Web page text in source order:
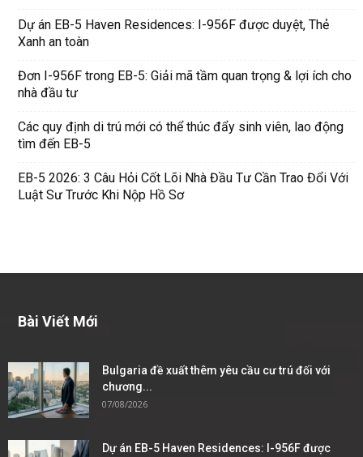
Dự án EB-5 Haven Residences: I-956F được duyệt, Thẻ
Xanh an toàn
Đơn I-956F trong EB-5: Giải mã tầm quan trọng & lợi ích cho
nhà đầu tư
Các quy định di trú mới có thể thúc đẩy sinh viên, lao động
tìm đến EB-5
EB-5 2026: 3 Câu Hỏi Cốt Lõi Nhà Đầu Tư Cần Trao Đổi Với
Luật Sư Trước Khi Nộp Hồ Sơ
Bài Viết Mới
Bulgaria đề xuất thêm yêu cầu cư trú đối với
chương...
07/08/2026
Dự án EB-5 Haven Residences: I-956F được